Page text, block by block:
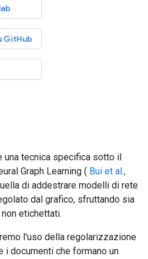
GitHub
una tecnica specifica sotto il
Graph Learning ( Bui et al.,
di addestrare modelli di rete
dal grafico, sfruttando sia
etichettati.
l'uso della regolarizzazione
documenti che formano un